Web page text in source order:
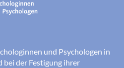
dem einleitenden
dazu aus.
doch bitte
und Psychologen in
bei der Festigung ihrer